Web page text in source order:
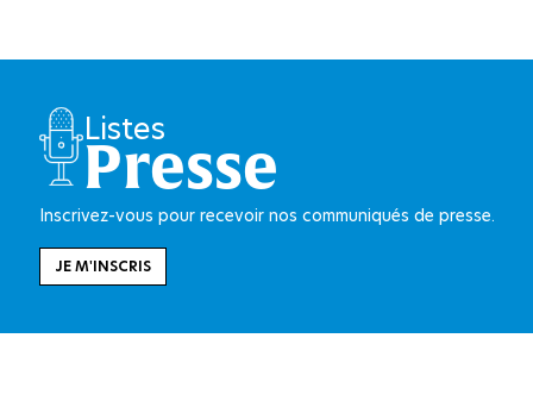
Listes
Presse
Inscrivez-vous pour recevoir nos communiqués de presse.
JE M'INSCRIS